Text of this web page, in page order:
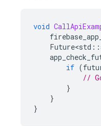
void
Future<std ::
if (
//
}
}
}